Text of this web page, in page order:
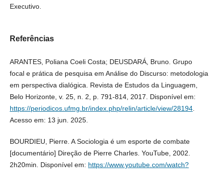
Executivo.
Referências
ARANTES, Poliana Coeli Costa; DEUSDARÁ, Bruno. Grupo
focal e prática de pesquisa em Análise do Discurso: metodologia
em perspectiva dialógica. Revista de Estudos da Linguagem,
Belo Horizonte, v. 25, n. 2, p. 791-814, 2017. Disponível em:
https://periodicos.ufmg.br/index.php/relin/article/view/28194.
Acesso em: 13 jun. 2025.
BOURDIEU, Pierre. A Sociologia é um esporte de combate
[documentário] Direção de Pierre Charles. YouTube, 2002.
2h20min. Disponível em: https://www.youtube.com/watch?